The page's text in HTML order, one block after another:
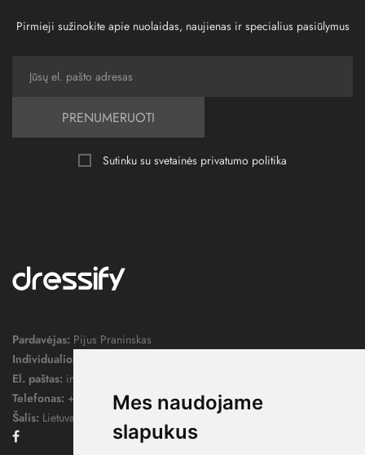
Mes naudojame
slapukus
Pirmieji sužinokite apie nuolaidas, naujienas ir specialius pasiūlymus
PRENUMERUOTI
Sutinku su svetainės privatumo politika
Pardavėjas: Pijus Praninskas
Individualios veiklos pažymos nr.:
El. paštas: info@dressify.lt
Telefonas: +370 676 78578
Šalis: Lietuva